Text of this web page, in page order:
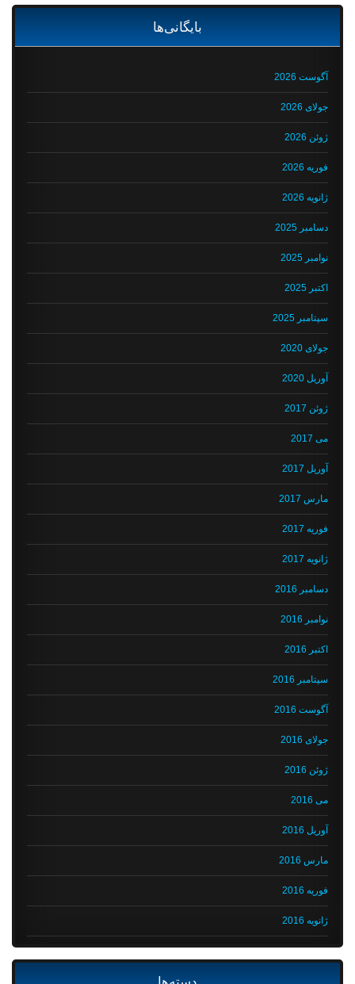
بایگانی‌ها
آگوست 2026
جولای 2026
ژوئن 2026
فوریه 2026
ژانویه 2026
دسامبر 2025
نوامبر 2025
اکتبر 2025
سپتامبر 2025
جولای 2020
آوریل 2020
ژوئن 2017
می 2017
آوریل 2017
مارس 2017
فوریه 2017
ژانویه 2017
دسامبر 2016
نوامبر 2016
اکتبر 2016
سپتامبر 2016
آگوست 2016
جولای 2016
ژوئن 2016
می 2016
آوریل 2016
مارس 2016
فوریه 2016
ژانویه 2016